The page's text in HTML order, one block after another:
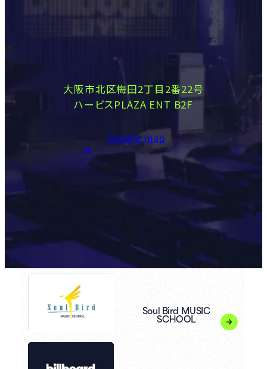
大阪市北区梅田2丁目2番22号
ハービスPLAZA ENT B2F
Google map
Soul Bird MUSIC
SCHOOL